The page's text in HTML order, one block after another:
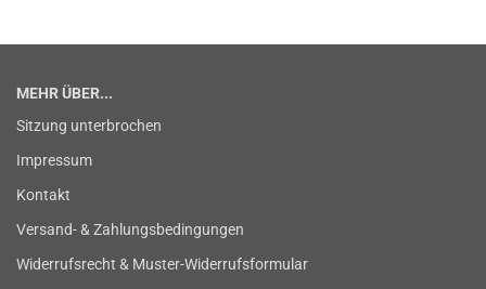
MEHR ÜBER...
Sitzung unterbrochen
Impressum
Kontakt
Versand- & Zahlungsbedingungen
Widerrufsrecht & Muster-Widerrufsformular